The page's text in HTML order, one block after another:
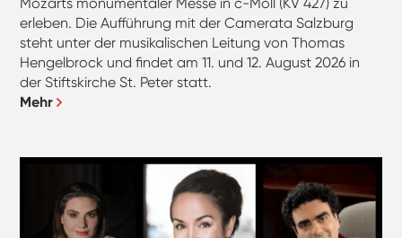
erleben. Die Aufführung mit der Camerata Salzburg
steht unter der musikalischen Leitung von Thomas
Hengelbrock und findet am 11. und 12. August 2026 in
der Stiftskirche St. Peter statt.
Mehr